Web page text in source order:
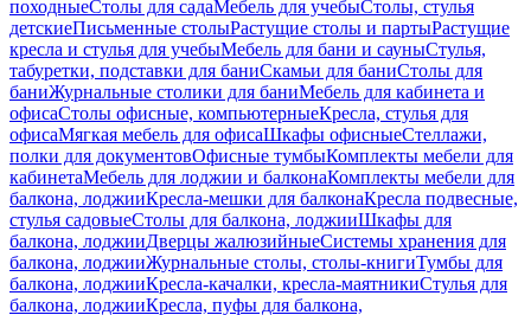
походныеСтолы для садаМебель для учебыСтолы, стулья
детскиеПисьменные столыРастущие столы и партыРастущие
кресла и стулья для учебыМебель для бани и сауныСтулья,
табуретки, подставки для баниСкамьи для баниСтолы для
баниЖурнальные столики для баниМебель для кабинета и
офисаСтолы офисные, компьютерныеКресла, стулья для
офисаМягкая мебель для офисаШкафы офисныеСтеллажи,
полки для документовОфисные тумбыКомплекты мебели для
кабинетаМебель для лоджии и балконаКомплекты мебели для
балкона, лоджииКресла-мешки для балконаКресла подвесные,
стулья садовыеСтолы для балкона, лоджииШкафы для
балкона, лоджииДверцы жалюзийныеСистемы хранения для
балкона, лоджииЖурнальные столы, столы-книгиТумбы для
балкона, лоджииКресла-качалки, кресла-маятникиСтулья для
балкона, лоджииКресла, пуфы для балкона,